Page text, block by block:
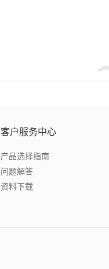
客户服务中心
产品选择指南
问题解答
资料下载